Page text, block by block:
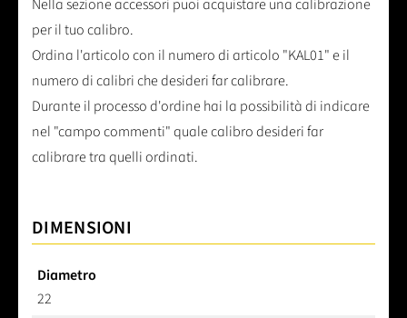
Nella sezione accessori puoi acquistare una calibrazione
per il tuo calibro.
Ordina l'articolo con il numero di articolo "KAL01" e il
numero di calibri che desideri far calibrare.
Durante il processo d'ordine hai la possibilità di indicare
nel "campo commenti" quale calibro desideri far
calibrare tra quelli ordinati.
DIMENSIONI
Diametro
22